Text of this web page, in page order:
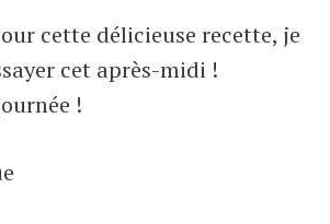
cette délicieuse recette, je
cet après-midi !
!